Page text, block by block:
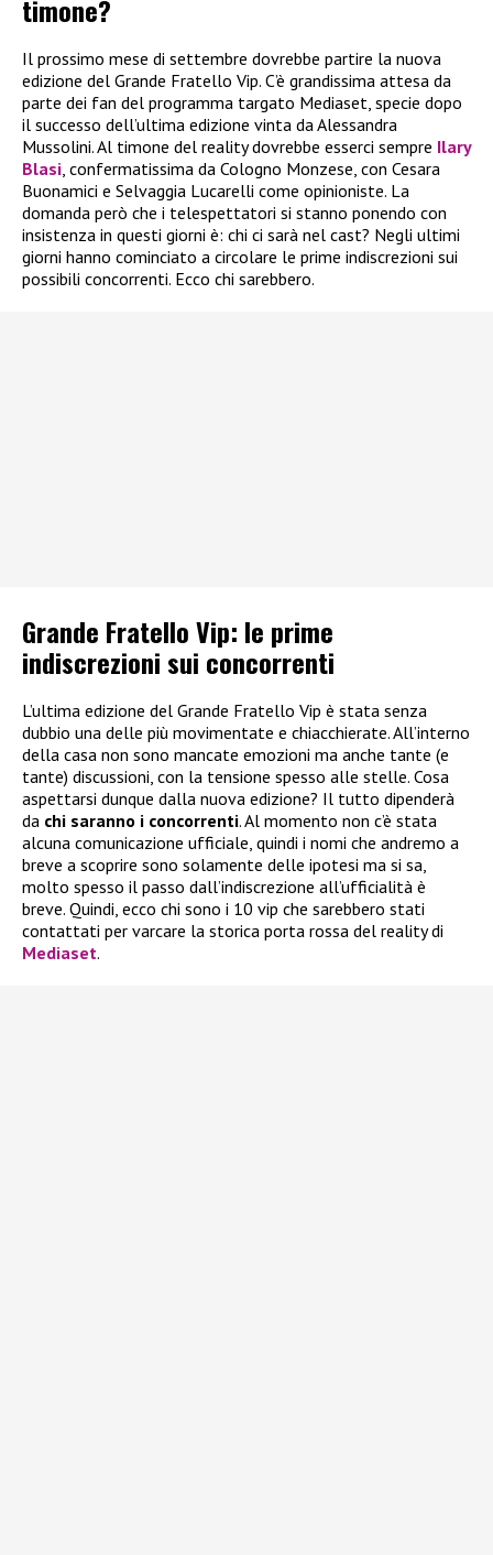
timone?
Il prossimo mese di settembre dovrebbe partire la nuova
edizione del Grande Fratello Vip. C’è grandissima attesa da
parte dei fan del programma targato Mediaset, specie dopo
il successo dell’ultima edizione vinta da Alessandra
Mussolini. Al timone del reality dovrebbe esserci sempre Ilary
Blasi , confermatissima da Cologno Monzese, con Cesara
Buonamici e Selvaggia Lucarelli come opinioniste. La
domanda però che i telespettatori si stanno ponendo con
insistenza in questi giorni è: chi ci sarà nel cast? Negli ultimi
giorni hanno cominciato a circolare le prime indiscrezioni sui
possibili concorrenti. Ecco chi sarebbero.
Grande Fratello Vip: le prime
indiscrezioni sui concorrenti
L’ultima edizione del Grande Fratello Vip è stata senza
dubbio una delle più movimentate e chiacchierate. All’interno
della casa non sono mancate emozioni ma anche tante (e
tante) discussioni, con la tensione spesso alle stelle. Cosa
aspettarsi dunque dalla nuova edizione? Il tutto dipenderà
da chi saranno i concorrenti. Al momento non c’è stata
alcuna comunicazione ufficiale, quindi i nomi che andremo a
breve a scoprire sono solamente delle ipotesi ma si sa,
molto spesso il passo dall’indiscrezione all’ufficialità è
breve. Quindi, ecco chi sono i 10 vip che sarebbero stati
contattati per varcare la storica porta rossa del reality di
Mediaset.